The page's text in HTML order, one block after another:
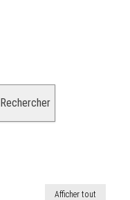
Rechercher
Afficher tout